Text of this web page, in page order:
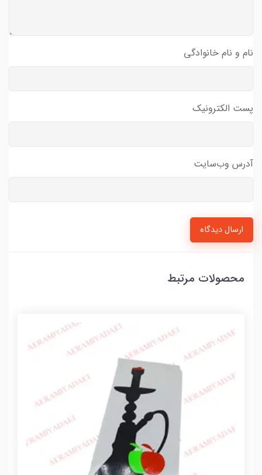
نام و نام خانوادگی
پست الکترونیک
آدرس وب‌سایت
ارسال دیدگاه
محصولات مرتبط